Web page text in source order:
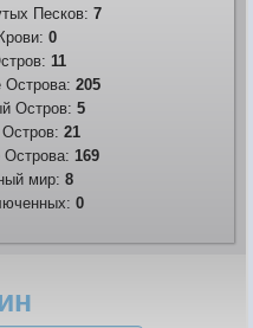
Песков: 7
0
11
205
5
21
169
мир: 8
0